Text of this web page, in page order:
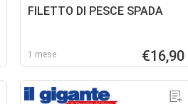
FILETTO DI PESCE SPADA
1 mese €16,90